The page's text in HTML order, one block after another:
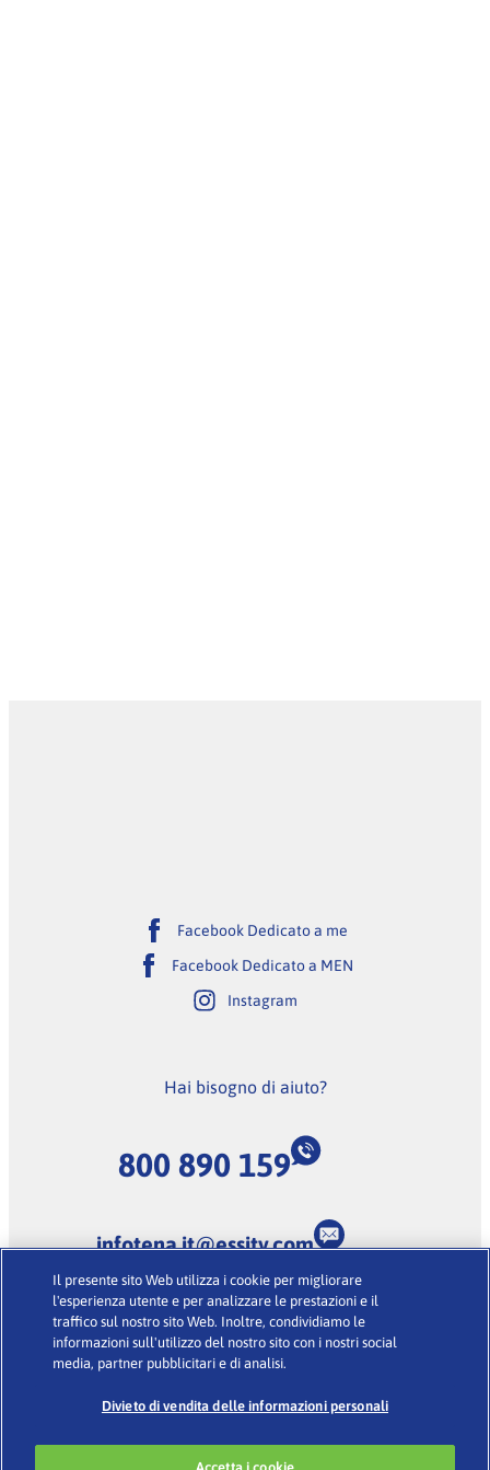
Facebook Dedicato a me
Facebook Dedicato a MEN
Instagram
Hai bisogno di aiuto?
800 890 159
infotena.it@essity.com
(Lunedi-Venerdi dalle 9:00 alle 18:00, escluse feste
nazionali)
Condizioni d’uso·Glossario · Informativa sulla Privacy
Il presente sito Web utilizza i cookie per migliorare
l'esperienza utente e per analizzare le prestazioni e il
traffico sul nostro sito Web. Inoltre, condividiamo le
informazioni sull'utilizzo del nostro sito con i nostri social
media, partner pubblicitari e di analisi.
Divieto di vendita delle informazioni personali